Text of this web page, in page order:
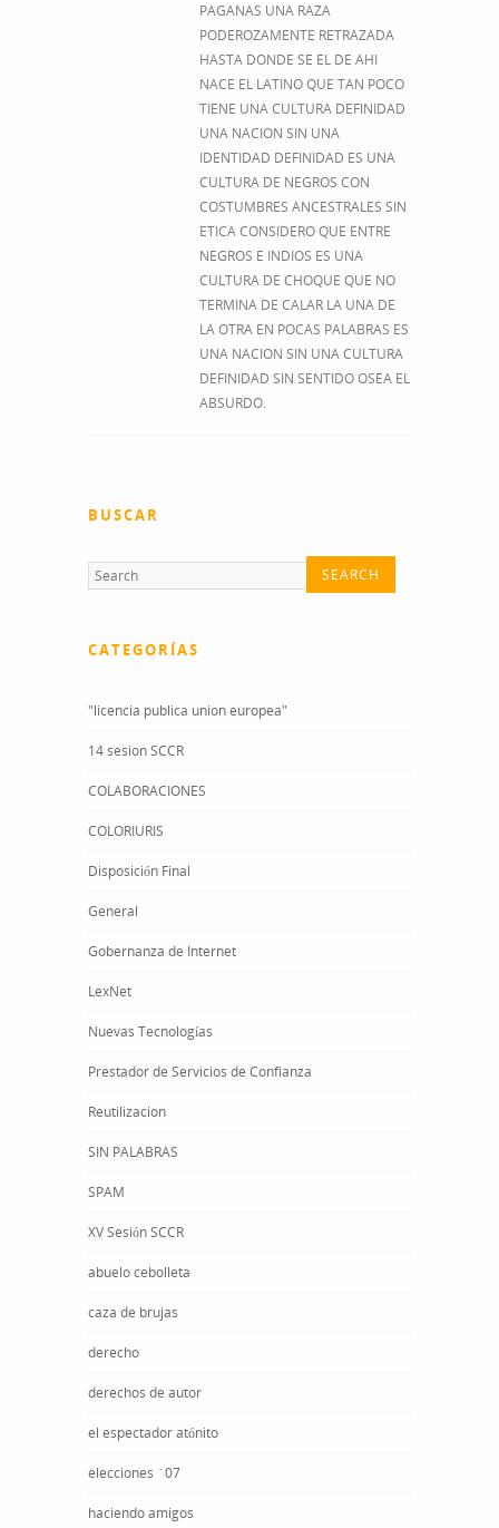
PAGANAS UNA RAZA
PODEROZAMENTE RETRAZADA
HASTA DONDE SE EL DE AHI
NACE EL LATINO QUE TAN POCO
TIENE UNA CULTURA DEFINIDAD
UNA NACION SIN UNA
IDENTIDAD DEFINIDAD ES UNA
CULTURA DE NEGROS CON
COSTUMBRES ANCESTRALES SIN
ETICA CONSIDERO QUE ENTRE
NEGROS E INDIOS ES UNA
CULTURA DE CHOQUE QUE NO
TERMINA DE CALAR LA UNA DE
LA OTRA EN POCAS PALABRAS ES
UNA NACION SIN UNA CULTURA
DEFINIDAD SIN SENTIDO OSEA EL
ABSURDO.
BUSCAR
CATEGORÍAS
"licencia publica union europea"
14 sesion SCCR
COLABORACIONES
COLORIURIS
Disposición Final
General
Gobernanza de Internet
LexNet
Nuevas Tecnologías
Prestador de Servicios de Confianza
Reutilizacion
SIN PALABRAS
SPAM
XV Sesión SCCR
abuelo cebolleta
caza de brujas
derecho
derechos de autor
el espectador atónito
elecciones ´07
haciendo amigos